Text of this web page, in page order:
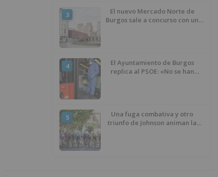
3
El nuevo Mercado Norte de
Burgos sale a concurso con un
4
El Ayuntamiento de Burgos
replica al PSOE: «No se han
5
Una fuga combativa y otro
triunfo de Johnson animan la